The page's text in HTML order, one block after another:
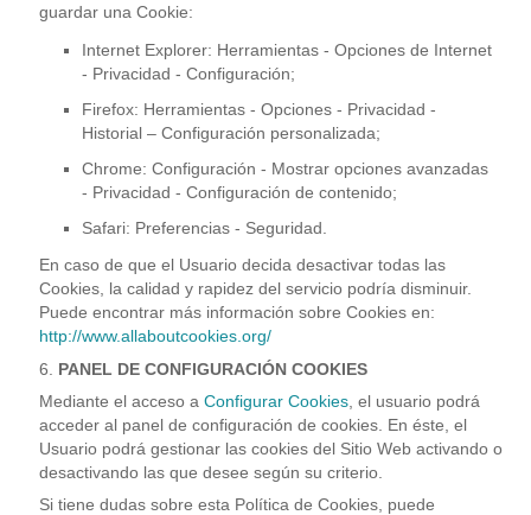
guardar una Cookie:
Internet Explorer: Herramientas - Opciones de Internet
- Privacidad - Configuración;
Firefox: Herramientas - Opciones - Privacidad -
Historial – Configuración personalizada;
Chrome: Configuración - Mostrar opciones avanzadas
- Privacidad - Configuración de contenido;
Safari: Preferencias - Seguridad.
En caso de que el Usuario decida desactivar todas las
Cookies, la calidad y rapidez del servicio podría disminuir.
Puede encontrar más información sobre Cookies en:
http://www.allaboutcookies.org/
PANEL DE CONFIGURACIÓN COOKIES
Mediante el acceso a Configurar Cookies, el usuario podrá
acceder al panel de configuración de cookies. En éste, el
Usuario podrá gestionar las cookies del Sitio Web activando o
desactivando las que desee según su criterio.
Si tiene dudas sobre esta Política de Cookies, puede